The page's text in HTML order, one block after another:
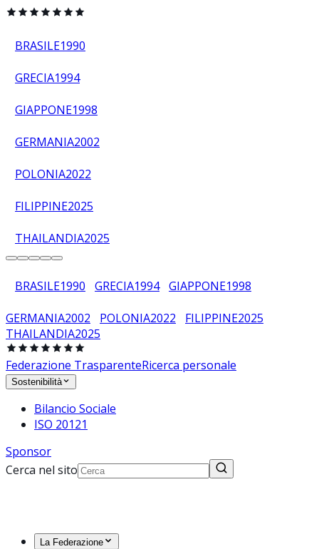
BRASILE1990
GRECIA1994
GIAPPONE1998
GERMANIA2002
POLONIA2022
FILIPPINE2025
THAILANDIA2025
BRASILE1990 GRECIA1994 GIAPPONE1998
GERMANIA2002 POLONIA2022 FILIPPINE2025
THAILANDIA2025
Federazione TrasparenteRicerca personale
Sostenibilità
Bilancio Sociale
ISO 20121
Sponsor
Cerca nel sito
La Federazione